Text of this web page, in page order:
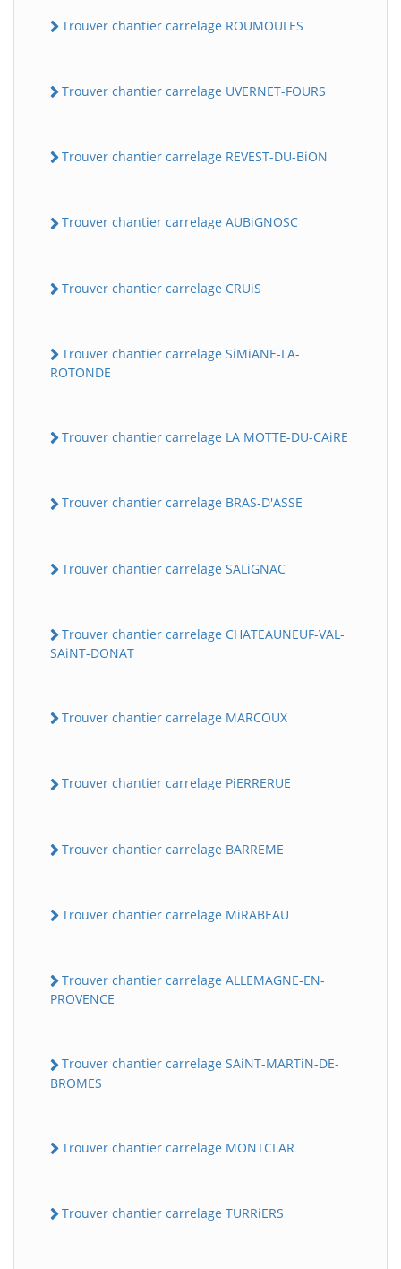
Trouver chantier carrelage ROUMOULES
Trouver chantier carrelage UVERNET-FOURS
Trouver chantier carrelage REVEST-DU-BiON
Trouver chantier carrelage AUBiGNOSC
Trouver chantier carrelage CRUiS
Trouver chantier carrelage SiMiANE-LA-
ROTONDE
Trouver chantier carrelage LA MOTTE-DU-CAiRE
Trouver chantier carrelage BRAS-D'ASSE
Trouver chantier carrelage SALiGNAC
Trouver chantier carrelage CHATEAUNEUF-VAL-
SAiNT-DONAT
Trouver chantier carrelage MARCOUX
Trouver chantier carrelage PiERRERUE
Trouver chantier carrelage BARREME
Trouver chantier carrelage MiRABEAU
Trouver chantier carrelage ALLEMAGNE-EN-
PROVENCE
Trouver chantier carrelage SAiNT-MARTiN-DE-
BROMES
Trouver chantier carrelage MONTCLAR
Trouver chantier carrelage TURRiERS